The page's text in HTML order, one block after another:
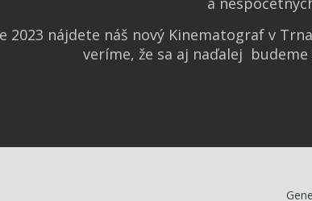
2023 nájdete náš nový Kinematograf v
veríme, že sa aj naďalej